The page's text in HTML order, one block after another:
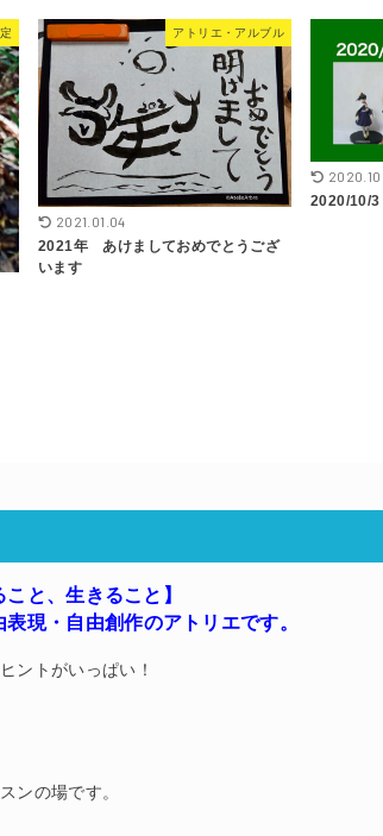
アトリエ・アルブル
2021.01.04
2021年 あけましておめでとうござ
います
2020/10/
と、生きること】
表現・自由創作のアトリエです。
ントがいっぱい！
ンの場です。